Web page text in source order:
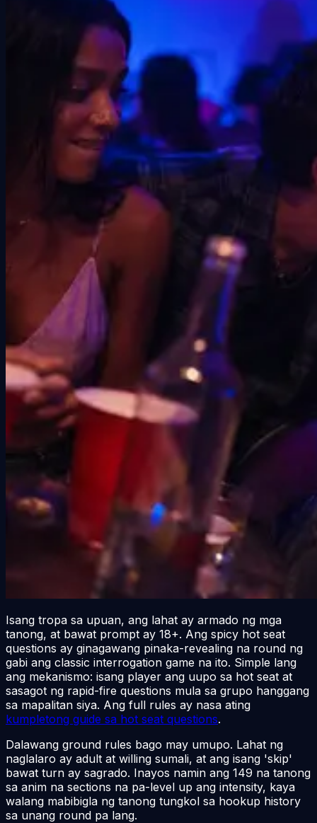
Isang tropa sa upuan, ang lahat ay armado ng mga
tanong, at bawat prompt ay 18+. Ang spicy hot seat
questions ay ginagawang pinaka-revealing na round ng
gabi ang classic interrogation game na ito. Simple lang
ang mekanismo: isang player ang uupo sa hot seat at
sasagot ng rapid-fire questions mula sa grupo hanggang
sa mapalitan siya. Ang full rules ay nasa ating
kumpletong guide sa hot seat questions.
Dalawang ground rules bago may umupo. Lahat ng
naglalaro ay adult at willing sumali, at ang isang 'skip'
bawat turn ay sagrado. Inayos namin ang 149 na tanong
sa anim na sections na pa-level up ang intensity, kaya
walang mabibigla ng tanong tungkol sa hookup history
sa unang round pa lang.